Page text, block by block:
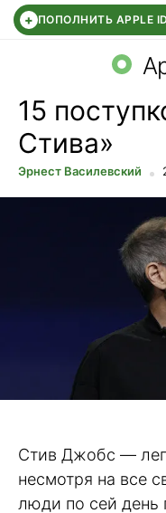
+ ПОПОЛНИТЬ APPLE ID
WB КЛУБIOS 26.6
15
Стива»
Эрнест Василевский
Стив Джобс —
несмотря на все
люди по сей день